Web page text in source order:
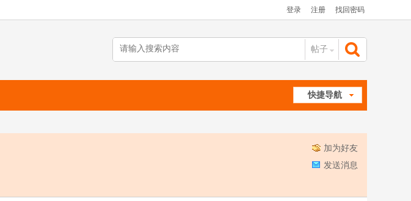
登录 注册 找回密码
帖子
快捷导航
加为好友
发送消息